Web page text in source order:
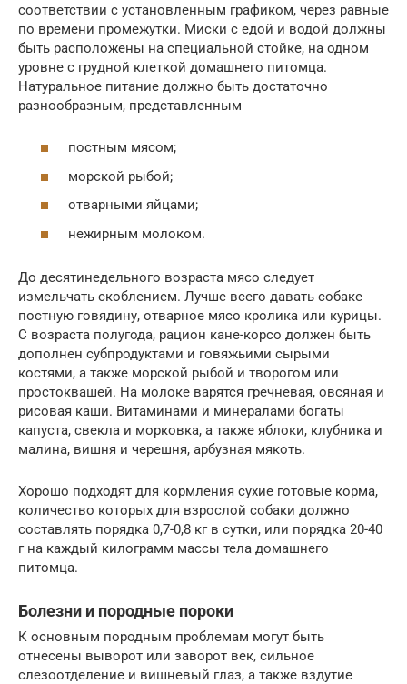
соответствии с установленным графиком, через равные
по времени промежутки. Миски с едой и водой должны
быть расположены на специальной стойке, на одном
уровне с грудной клеткой домашнего питомца.
Натуральное питание должно быть достаточно
разнообразным, представленным
постным мясом;
морской рыбой;
отварными яйцами;
нежирным молоком.
До десятинедельного возраста мясо следует
измельчать скоблением. Лучше всего давать собаке
постную говядину, отварное мясо кролика или курицы.
С возраста полугода, рацион кане-корсо должен быть
дополнен субпродуктами и говяжьими сырыми
костями, а также морской рыбой и творогом или
простоквашей. На молоке варятся гречневая, овсяная и
рисовая каши. Витаминами и минералами богаты
капуста, свекла и морковка, а также яблоки, клубника и
малина, вишня и черешня, арбузная мякоть.
Хорошо подходят для кормления сухие готовые корма,
количество которых для взрослой собаки должно
составлять порядка 0,7-0,8 кг в сутки, или порядка 20-40
г на каждый килограмм массы тела домашнего
питомца.
Болезни и породные пороки
К основным породным проблемам могут быть
отнесены выворот или заворот век, сильное
слезоотделение и вишневый глаз, а также вздутие